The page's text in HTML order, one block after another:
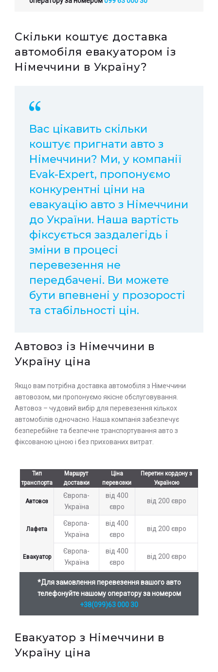
Скільки коштує доставка
автомобіля евакуатором із
Німеччини в Україну?
Вас цікавить скільки
коштує пригнати авто з
Німеччини? Ми, у компанії
Еvak-Еxpert, пропонуємо
конкурентні ціни на
евакуацію авто з Німеччини
до України. Наша вартість
фіксується заздалегідь і
зміни в процесі
перевезення не
передбачені. Ви можете
бути впевнені у прозорості
та стабільності цін.
Автовоз із Німеччини в
Україну ціна
Якщо вам потрібна доставка автомобіля з Німеччини
автовозом, ми пропонуємо якісне обслуговування.
Автовоз – чудовий вибір для перевезення кількох
автомобілів одночасно. Наша компанія забезпечує
безперебійне та безпечне транспортування авто з
фіксованою ціною і без прихованих витрат.
Тип
транспорта
Маршрут
доставки
Ціна
перевозки
Перетин кордону з
Україною
Автовоз
Європа-
Україна
від 400
євро
від 200 євро
Лафета
Європа-
Україна
від 400
євро
від 200 євро
Евакуатор
Європа-
Україна
від 400
євро
від 200 євро
*Для замовлення перевезення вашого авто
телефонуйте нашому оператору за номером
+38(099)63 000 30
Евакуатор з Німеччини в
Україну ціна